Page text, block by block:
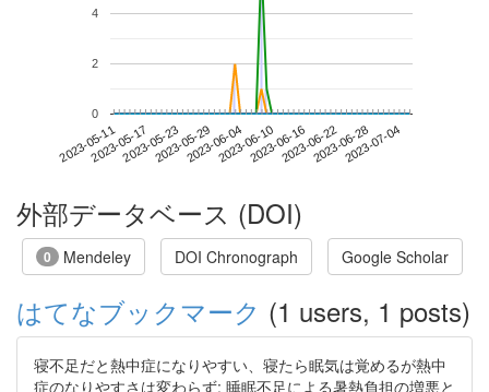
2023-05-112023-05-172023-05-232023-05-292023-06-042023-06-102023-06-162023-06-222023-06-282023-07-04
0
2
4
外部データベース (DOI)
0 Mendeley DOI Chronograph Google Scholar
はてなブックマーク (1 users, 1 posts)
寝不足だと熱中症になりやすい、寝たら眠気は覚めるが熱中
症のなりやすさは変わらず: 睡眠不足による暑熱負担の増悪と